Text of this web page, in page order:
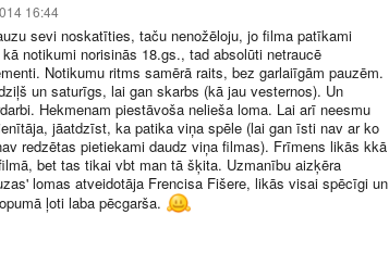
16:44
sevi noskatīties, taču nenožēloju, jo filma patīkami
notikumi norisinās 18.gs., tad absolūti netraucē
Notikumu ritms samērā raits, bez garlaiīgām pauzēm.
un saturīgs, lai gan skarbs (kā jau vesternos). Un
Hekmenam piestāvoša nelieša loma. Lai arī neesmu
jāatdzīst, ka patika viņa spēle (lai gan īsti nav ar ko
redzētas pietiekami daudz viņa filmas). Frīmens likās kkā
bet tas tikai vbt man tā šķita. Uzmanību aizķēra
lomas atveidotāja Frencisa Fišere, likās visai spēcīgi un
ļoti laba pēcgarša.